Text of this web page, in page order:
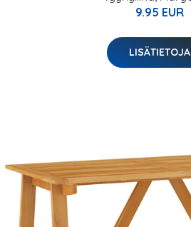
9.95 EUR
LISÄTIETOJA